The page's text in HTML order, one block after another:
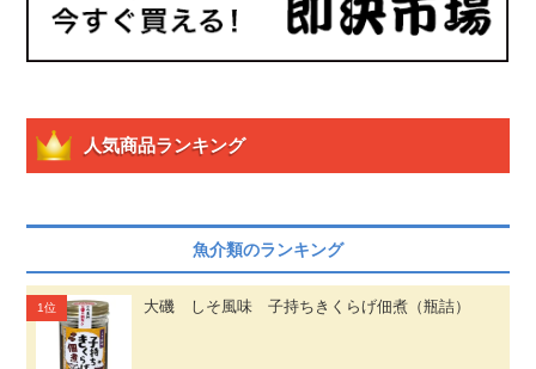
人気商品ランキング
魚介類のランキング
大磯 しそ風味 子持ちきくらげ佃煮（瓶詰）